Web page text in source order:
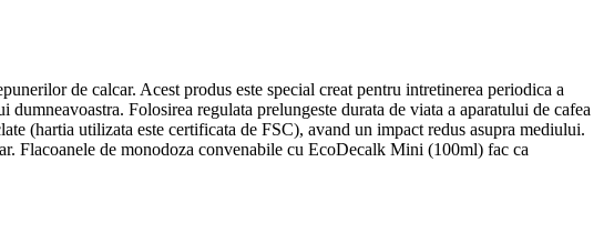
de calcar. Acest produs este special creat pentru intretinerea periodica a
Folosirea regulata prelungeste durata de viata a aparatului de cafea
(hartia utilizata este certificata de FSC), avand un impact redus asupra mediului.
Flacoanele de monodoza convenabile cu EcoDecalk Mini (100ml) fac ca